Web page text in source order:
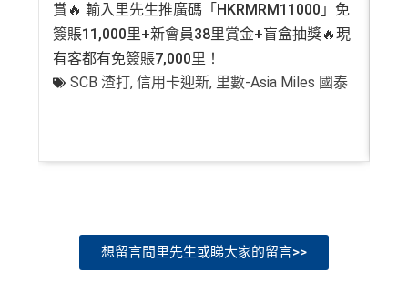
賞🔥 輸入里先生推廣碼「HKRMRM11000」免
簽賬11,000里+新會員38里賞金+盲盒抽獎🔥現
有客都有免簽賬7,000里！
SCB 渣打,信用卡迎新, 里數-Asia Miles 國泰
想留言問里先生或睇大家的留言>>